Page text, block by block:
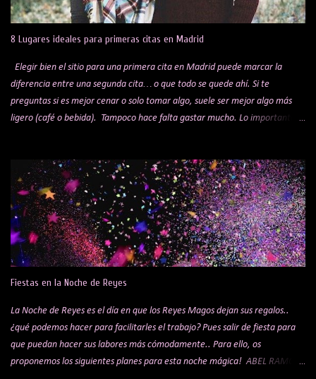
13. La Liga 29's Legends Me han hablado muy bien de este restaurante,
por to...
8 Lugares ideales para primeras citas en Madrid
Elegir bien el sitio para una primera cita en Madrid puede marcar la
diferencia entre una segunda cita… o que todo se quede ahí. Si te
preguntas si es mejor cenar o solo tomar algo, suele ser mejor algo más
ligero (café o bebida). Tampoco hace falta gastar mucho. Lo importante
voz. Sabemos que es una elección muy personal; para gustos, colores, pero
si te has quedado sin ideas, aquí tienes algunas sugerencias que pueden
ayudarte a acertar. Antes de elegir el sitio, hay tres cosas clave que
pueden mejorar muchísimo la experiencia: Un buen perfume: Love Me de
Tous para ella y Scalpers The Club para él Ropa adecuada (ni demasiado
formal ni demasiado descuidado) Detalles básicos (aliento, aspecto) 1.
es uno de los mercados de ...
Fiestas en la Noche de Reyes
La Noche de Reyes es el día en que los Reyes Magos dejan sus regalos..
¿qué podemos hacer para facilitarles el trabajo? Pues salir de fiesta para
que puedan hacer sus labores más cómodamente.. Para ello, os
proponemos los siguientes planes para esta noche mágica! ABEL RAMOS